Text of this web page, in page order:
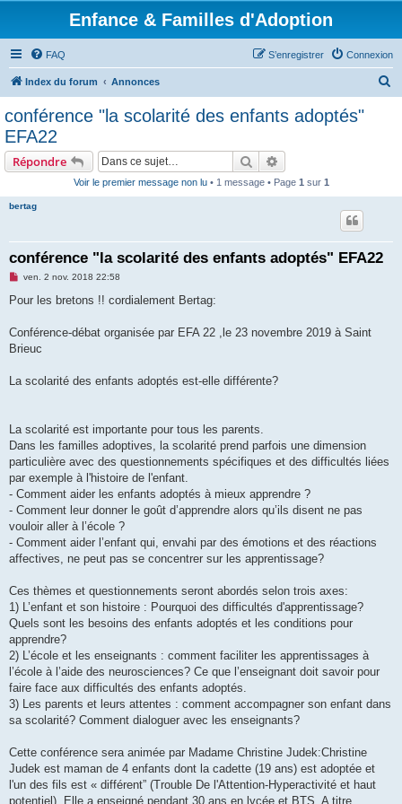
Enfance & Familles d'Adoption
FAQ Connexion
S’enregistrer
Index du forum Annonces
conférence "la scolarité des enfants adoptés"
EFA22
Répondre Rechercher
Voir le premier message non lu• 1 message • Page 1 sur 1
bertag
conférence "la scolarité des enfants adoptés" EFA22
M
s
g
n
l
ven. 2 nov. 2018 22:58
Pour les bretons !! cordialement Bertag:
Conférence-débat organisée par EFA 22 ,le 23 novembre 2019 à Saint
Brieuc
La scolarité des enfants adoptés est-elle différente?
La scolarité est importante pour tous les parents.
Dans les familles adoptives, la scolarité prend parfois une dimension
particulière avec des questionnements spécifiques et des difficultés liées
par exemple à l'histoire de l'enfant.
- Comment aider les enfants adoptés à mieux apprendre ?
- Comment leur donner le goût d’apprendre alors qu’ils disent ne pas
vouloir aller à l’école ?
- Comment aider l’enfant qui, envahi par des émotions et des réactions
affectives, ne peut pas se concentrer sur les apprentissage?
Ces thèmes et questionnements seront abordés selon trois axes:
1) L’enfant et son histoire : Pourquoi des difficultés d'apprentissage?
Quels sont les besoins des enfants adoptés et les conditions pour
apprendre?
2) L’école et les enseignants : comment faciliter les apprentissages à
l’école à l’aide des neurosciences? Ce que l’enseignant doit savoir pour
faire face aux difficultés des enfants adoptés.
3) Les parents et leurs attentes : comment accompagner son enfant dans
sa scolarité? Comment dialoguer avec les enseignants?
Cette conférence sera animée par Madame Christine Judek:Christine
Judek est maman de 4 enfants dont la cadette (19 ans) est adoptée et
l'un des fils est « différent” (Trouble De l'Attention-Hyperactivité et haut
potentiel). Elle a enseigné pendant 30 ans en lycée et BTS. A titre